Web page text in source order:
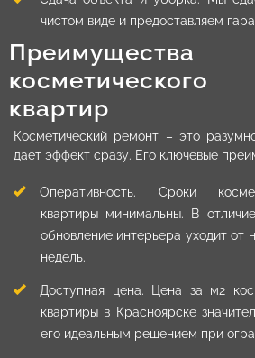
чистом виде и предоставляем
Преимущества
квартир
Косметический ремонт – это
дает эффект сразу. Его ключевые
Оперативность. Сроки
квартиры минимальны. В
обновление интерьера уходит от
недель.
Доступная цена. Цена за м2
квартиры в Красноярске
его идеальным решением при